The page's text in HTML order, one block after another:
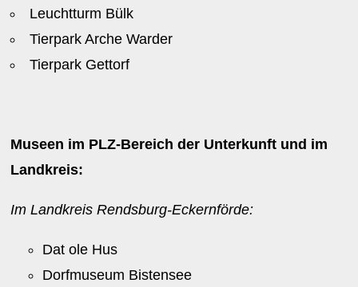
Leuchtturm Bülk
Tierpark Arche Warder
Tierpark Gettorf
Museen im PLZ-Bereich der Unterkunft und im
Landkreis:
Im Landkreis Rendsburg-Eckernförde:
Dat ole Hus
Dorfmuseum Bistensee